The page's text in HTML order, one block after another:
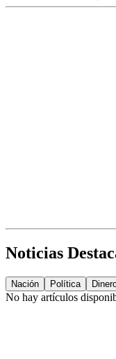
Noticias
Nación Política
No hay artículos